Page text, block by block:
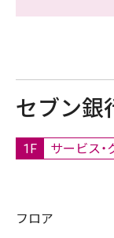
セブン銀
1F サービス・
フロア